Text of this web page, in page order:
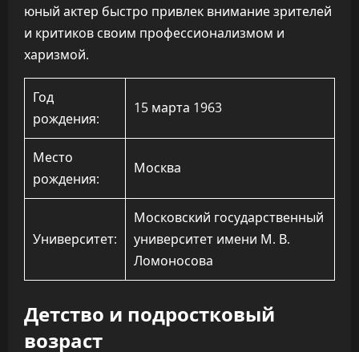
юный актер быстро привлек внимание зрителей
и критиков своим профессионализмом и
харизмой.
Год
рождения:
15 марта 1963
Место
рождения:
Москва
Университет:
Московский государственный
университет имени М. В.
Ломоносова
Детство и подростковый
возраст